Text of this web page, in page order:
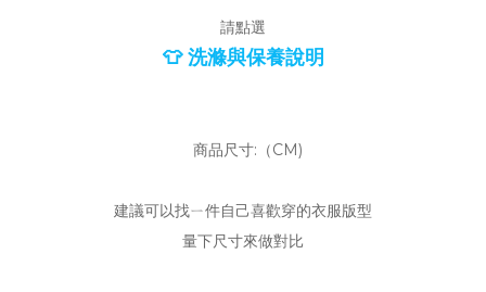
請點選
👕 洗滌與保養說明
商品尺寸:（CM)
建議可以找ㄧ件自己喜歡穿的衣服版型
量下尺寸來做對比